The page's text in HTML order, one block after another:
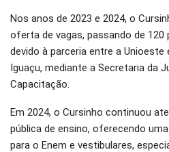
Nos anos de 2023 e 2024, o
oferta de vagas, passando de 120
devido à parceria entre a
Iguaçu, mediante a Secretaria da
Capacitação.
Em 2024, o Cursinho continuou
pública de ensino, oferecendo
para o Enem e vestibulares,